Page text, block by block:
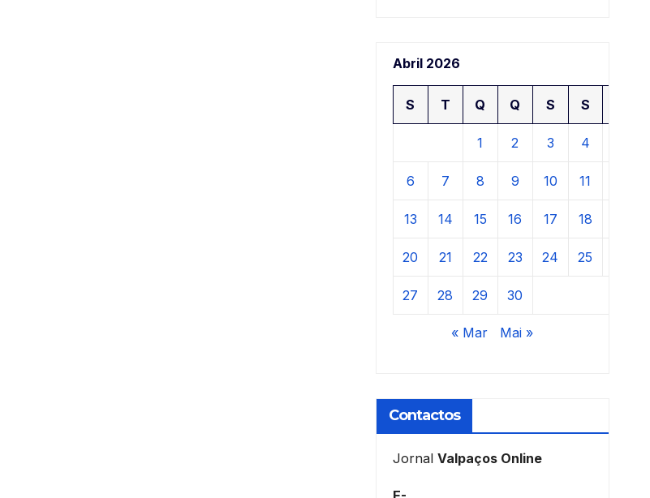
Abril 2026
S T Q Q S S
1 2 3 4
6 7 8 9 10 11
13 14 15 16 17 18
20 21 22 23 24 25
27 28 29 30
« Mar Mai »
Contactos
Jornal Valpaços Online